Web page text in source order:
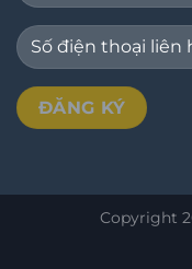
Copyright